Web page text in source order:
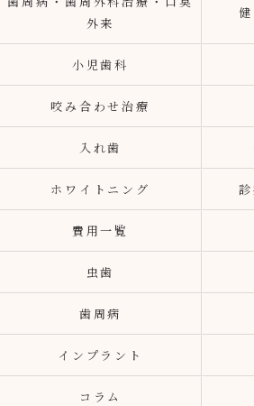
外来
小児歯科
咬み合わせ治療
入れ歯
ホワイトニング
費用一覧
虫歯
歯周病
インプラント
コラム